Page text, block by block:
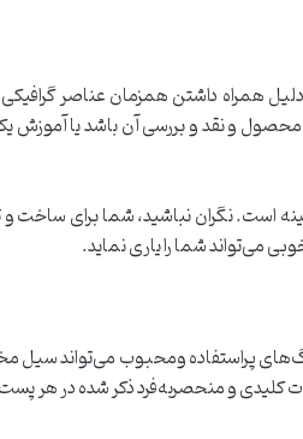
همراه داشتن همزمان عناصر
محصول و نقد و بررسی آن باشد یا آموزش
است. نگران نباشید، شما برای ساخت و
می‌تواند شما را یاری نماید.
پراستفاده ومحبوب می‌تواند سیل
و منحصربه‌فرد ذکر شده در هر پست